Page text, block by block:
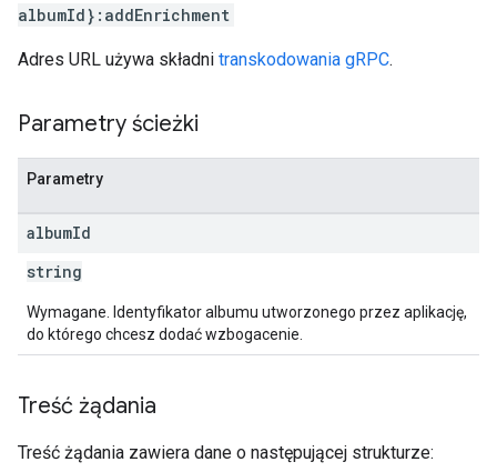
albumId}:addEnrichment
Adres URL używa składni transkodowania gRPC.
Parametry ścieżki
Parametry
albumId
string
Wymagane. Identyfikator albumu utworzonego przez aplikację,
do którego chcesz dodać wzbogacenie.
Treść żądania
Treść żądania zawiera dane o następującej strukturze: